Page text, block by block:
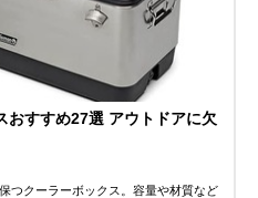
おすすめ27選 アウトドアに欠
つクーラーボックス。容量や材質など